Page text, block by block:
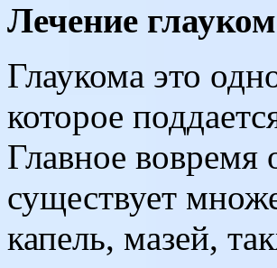
Лечение
Глаукома это
которое
Главное вовремя
существует
капель, мазей,